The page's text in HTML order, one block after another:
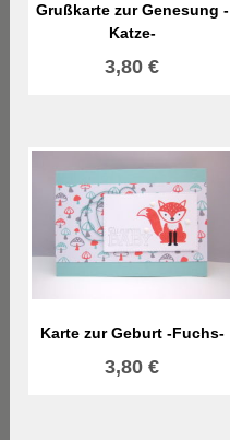
Grußkarte zur Genesung -
Katze-
3,80€
Karte zur Geburt -Fuchs-
3,80€